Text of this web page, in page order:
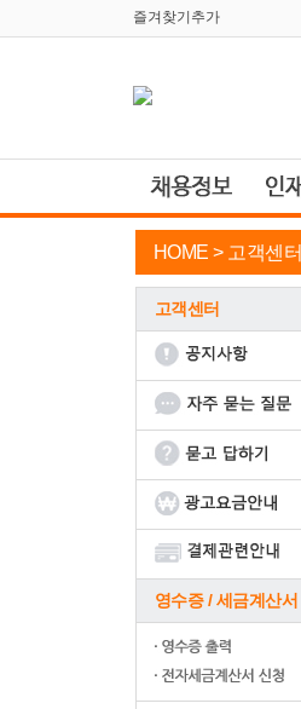
즐겨찾기추가
HOME > 고객센터
고객센터
영수증 / 세금계산서